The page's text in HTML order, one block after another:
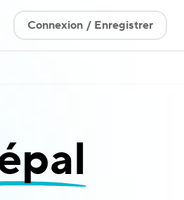
Connexion / Enregistrer